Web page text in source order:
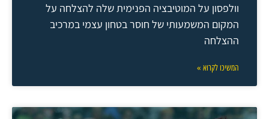
וולפסון על המוטיבציה הפנימית שלה להצלחה על
המקום המשמעותי של חוסר בטחון עצמי במרכיב
ההצלחה
המשיכו לקרוא »